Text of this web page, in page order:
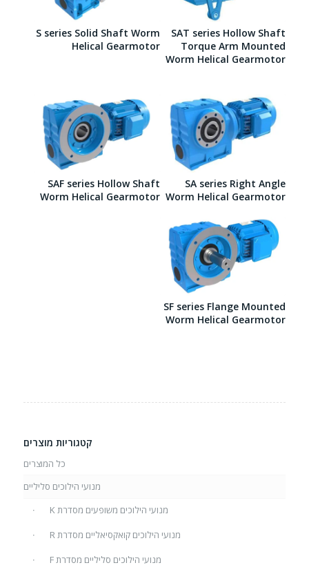
SAT series Hollow Shaft
Torque Arm Mounted
Worm Helical Gearmotor
S series Solid Shaft Worm
Helical Gearmotor
SA series Right Angle
Worm Helical Gearmotor
SAF series Hollow Shaft
Worm Helical Gearmotor
SF series Flange Mounted
Worm Helical Gearmotor
קטגוריות מוצרים
כל המוצרים
מנועי הילוכים סליליים
מנועי הילוכים משופעים מסדרת K
מנועי הילוכים קואקסיאליים מסדרת R
מנועי הילוכים סליליים מסדרת F